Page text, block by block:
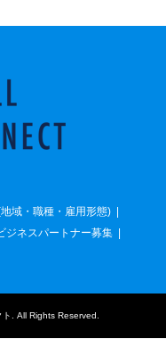
域・職種・雇用形態)
ジネスパートナー募集
. All Rights Reserved.